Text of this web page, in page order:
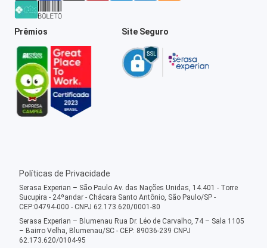
Prêmios Site Seguro
Políticas de Privacidade
Serasa Experian – São Paulo Av. das Nações Unidas, 14.401 - Torre
Sucupira - 24ºandar - Chácara Santo Antônio, São Paulo/SP -
CEP:04794-000 - CNPJ 62.173.620/0001-80
Serasa Experian – Blumenau Rua Dr. Léo de Carvalho, 74 – Sala 1105
– Bairro Velha, Blumenau/SC - CEP: 89036-239 CNPJ
62.173.620/0104-95